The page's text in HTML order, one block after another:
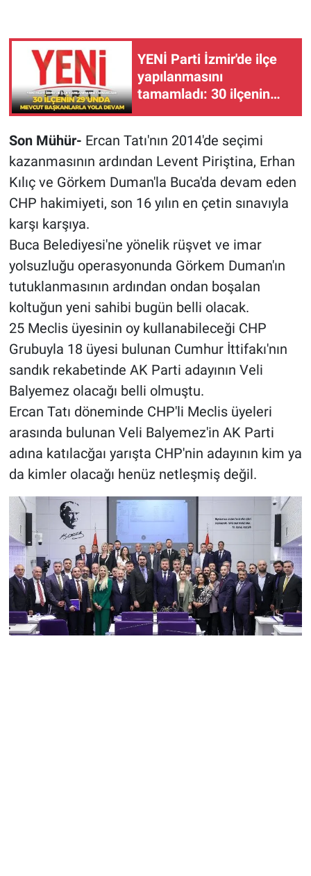
YENİ Parti İzmir'de ilçe
yapılanmasını
tamamladı: 30 ilçenin
Son Mühür- Ercan Tatı'nın 2014'de seçimi
kazanmasının ardından Levent Piriştina, Erhan
Kılıç ve Görkem Duman'la Buca'da devam eden
CHP hakimiyeti, son 16 yılın en çetin sınavıyla
karşı karşıya.
Buca Belediyesi'ne yönelik rüşvet ve imar
yolsuzluğu operasyonunda Görkem Duman'ın
tutuklanmasının ardından ondan boşalan
koltuğun yeni sahibi bugün belli olacak.
25 Meclis üyesinin oy kullanabileceği CHP
Grubuyla 18 üyesi bulunan Cumhur İttifakı'nın
sandık rekabetinde AK Parti adayının Veli
Balyemez olacağı belli olmuştu.
Ercan Tatı döneminde CHP'li Meclis üyeleri
arasında bulunan Veli Balyemez'in AK Parti
adına katılacğaı yarışta CHP'nin adayının kim ya
da kimler olacağı henüz netleşmiş değil.